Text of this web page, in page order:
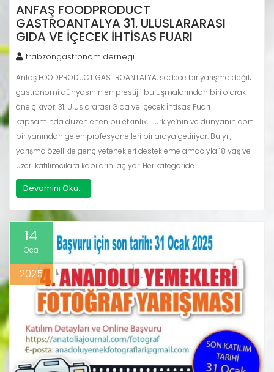
ANFAŞ FOODPRODUCT
GASTROANTALYA 31. ULUSLARARASI
GIDA VE İÇECEK İHTISAS FUARI
trabzongastronomidernegi
Anfaş FOODPRODUCT GASTROANTALYA, sadece bir yarışma değil;
gastronomi dünyasının en prestijli buluşmalarından biri olarak
öne çıkıyor. 31. Uluslararası Gıda ve İçecek İhtisas Fuarı
kapsamında düzenlenen bu etkinlik, Türkiye’nin ve dünyanın dört
bir yanından gelen profesyonelleri bir araya getiriyor. Bu yıl,
yarışma özellikle genç yetenekleri destekleme amacıyla 18 yaş ve
üzeri katılımcılara kapılarını açıyor. Her kategoride…
Devamını Oku...
14
Oca
2025